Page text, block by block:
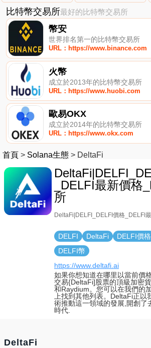
比特幣交易所最好的比特幣交易所
幣安
世界排名第一的比特幣交易所
URL：https://www.binance.com
火幣
成立於2013年的比特幣交易所
URL：https://www.huobi.com
歐易OKX
成立於2014年的比特幣交易所
URL：https://www.okx.com
首頁 > Solana生態 > DeltaFi
_DELFI最新價格
所
DeltaFi|DELFI_DELFI價格_DELFI
DELFI DeltaFi DELFI價格
DELFI幣
https://www.deltafi.ai
如果你想知道在哪里以當前價
交易{DeltaFi]股票的頂級加密
和Raydium。您可以在我們的
上找到其他列表。DeltaFi正以
術推動這一領域的發展,開創了
時代.
DeltaFi